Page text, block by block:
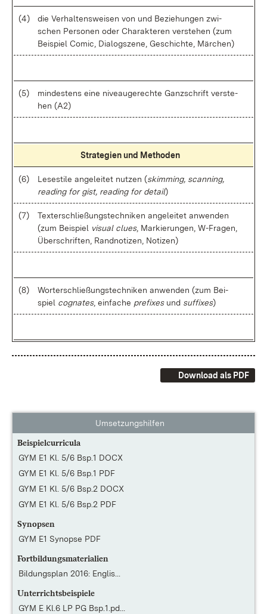
(4)
die Ver­hal­tens­wei­sen von und Be­zie­hun­gen zwi­
schen Per­so­nen oder Cha­rak­te­ren ver­ste­hen (zum
Bei­spiel Co­mic, Dia­log­sze­ne, Ge­schich­te, Mär­chen)
(5)
min­des­tens ei­ne ni­ve­au­ge­rech­te Ganz­schrift ver­ste­
hen (A2)
Stra­te­gi­en und Me­tho­den
(6) Le­se­sti­le an­ge­lei­tet nut­zen (skim­ming, scan­ning,
rea­ding for gist, rea­ding for de­tail)
(7)
Tex­ter­schlie­ßungs­tech­ni­ken an­ge­lei­tet an­wen­den
(zum Bei­spiel vi­su­al clues, Mar­kie­run­gen, W-Fra­gen,
Über­schrif­ten, Rand­no­ti­zen, No­ti­zen)
(8)
Wort­er­schlie­ßungs­tech­ni­ken an­wen­den (zum Bei­
spiel co­gna­tes, ein­fa­che pre­fi­xesund suf­fi­xes)
Download als PDF
Umsetzungshilfen
Beispielcurricula
GYM E1 Kl. 5/6 Bsp.1 DOCX
GYM E1 Kl. 5/6 Bsp.1 PDF
GYM E1 Kl. 5/6 Bsp.2 DOCX
GYM E1 Kl. 5/6 Bsp.2 PDF
Synopsen
GYM E1 Synopse PDF
Fortbildungsmaterialien
Bildungsplan 2016: Englis...
Unterrichtsbeispiele
GYM E Kl.6 LP PG Bsp.1.pd...